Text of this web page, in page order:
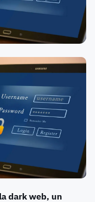
dark web, un